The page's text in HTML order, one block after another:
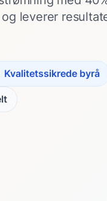
leverer
Kvalitetssikrede byrå